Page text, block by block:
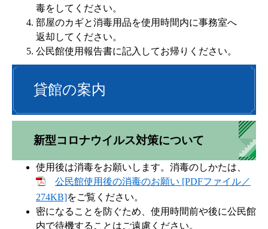
毒をしてください。
部屋のカギと消毒用品を使用時間内に事務室へ
返却してください。
公民館使用報告書に記入してお帰りください。
貸館の案内
新型コロナウイルス対策について
使用後は消毒をお願いします。消毒のしかたは、
公民館使用後の消毒のお願い [PDFファイル／
274KB]をご覧ください。
密になることを防ぐため、使用時間前や後に公民館
内で待機することはご遠慮ください。